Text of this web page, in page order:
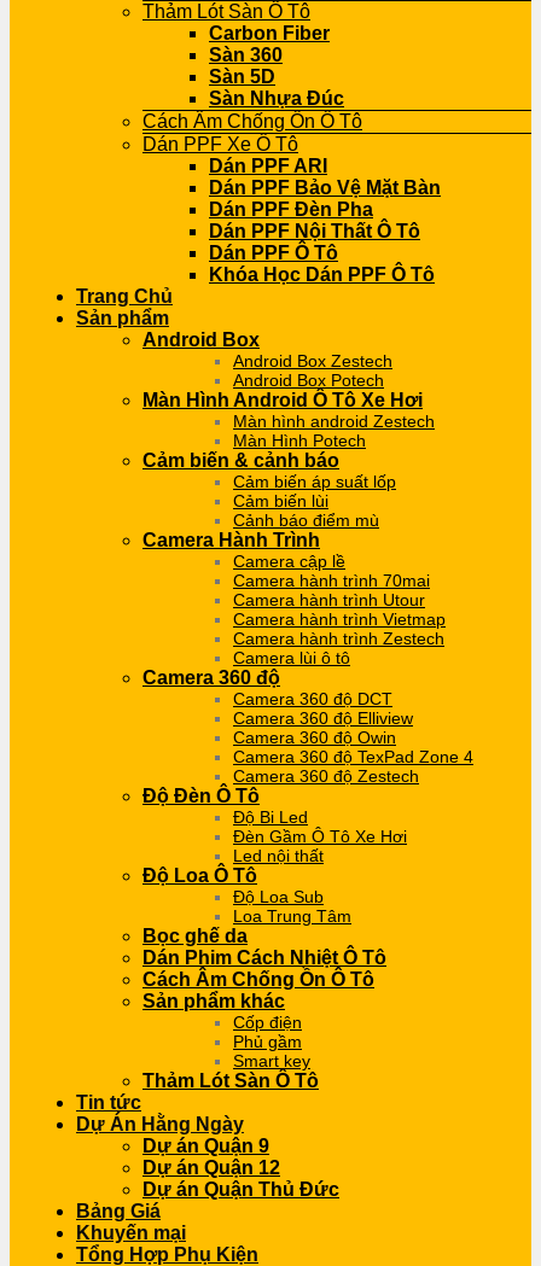
Thảm Lót Sàn Ô Tô
Carbon Fiber
Sàn 360
Sàn 5D
Sàn Nhựa Đúc
Cách Âm Chống Ồn Ô Tô
Dán PPF Xe Ô Tô
Dán PPF ARI
Dán PPF Bảo Vệ Mặt Bàn
Dán PPF Đèn Pha
Dán PPF Nội Thất Ô Tô
Dán PPF Ô Tô
Khóa Học Dán PPF Ô Tô
Trang Chủ
Sản phẩm
Android Box
Android Box Zestech
Android Box Potech
Màn Hình Android Ô Tô Xe Hơi
Màn hình android Zestech
Màn Hình Potech
Cảm biến & cảnh báo
Cảm biến áp suất lốp
Cảm biến lùi
Cảnh báo điểm mù
Camera Hành Trình
Camera cập lề
Camera hành trình 70mai
Camera hành trình Utour
Camera hành trình Vietmap
Camera hành trình Zestech
Camera lùi ô tô
Camera 360 độ
Camera 360 độ DCT
Camera 360 độ Elliview
Camera 360 độ Owin
Camera 360 độ TexPad Zone 4
Camera 360 độ Zestech
Độ Đèn Ô Tô
Độ Bi Led
Đèn Gầm Ô Tô Xe Hơi
Led nội thất
Độ Loa Ô Tô
Độ Loa Sub
Loa Trung Tâm
Bọc ghế da
Dán Phim Cách Nhiệt Ô Tô
Cách Âm Chống Ồn Ô Tô
Sản phẩm khác
Cốp điện
Phủ gầm
Smart key
Thảm Lót Sàn Ô Tô
Tin tức
Dự Án Hằng Ngày
Dự án Quận 9
Dự án Quận 12
Dự án Quận Thủ Đức
Bảng Giá
Khuyến mại
Tổng Hợp Phụ Kiện